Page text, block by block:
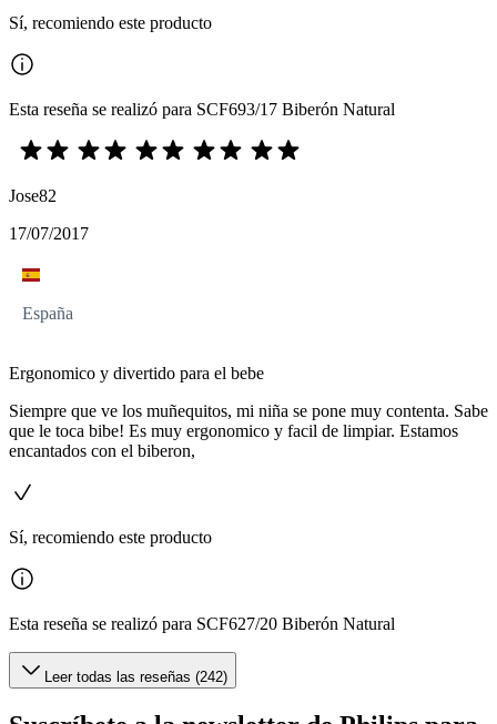
Sí, recomiendo este producto
Esta reseña se realizó para SCF693/17 Biberón Natural
Jose82
17/07/2017
España
Ergonomico y divertido para el bebe
Siempre que ve los muñequitos, mi niña se pone muy contenta. Sabe
que le toca bibe! Es muy ergonomico y facil de limpiar. Estamos
encantados con el biberon,
Sí, recomiendo este producto
Esta reseña se realizó para SCF627/20 Biberón Natural
Leer todas las reseñas (242)